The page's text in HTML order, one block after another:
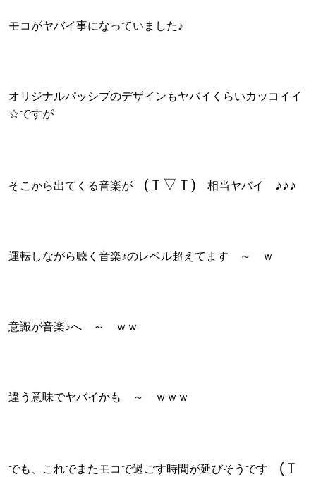
モコがヤバイ事になっていました♪
オリジナルパッシブのデザインもヤバイくらいカッコイイ
☆ですが
そこから出てくる音楽が (Ｔ▽Ｔ) 相当ヤバイ ♪♪♪
運転しながら聴く音楽♪のレベル超えてます ～ ｗ
意識が音楽♪へ ～ ｗｗ
違う意味でヤバイかも ～ ｗｗｗ
でも、これでまたモコで過ごす時間が延びそうです (Ｔ